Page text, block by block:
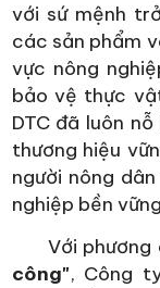
với sứ mệnh
các sản phẩm
vực nông
bảo vệ thực
DTC đã luôn
thương hiệu
người nông
nghiệp bền
Với phương
công", Công